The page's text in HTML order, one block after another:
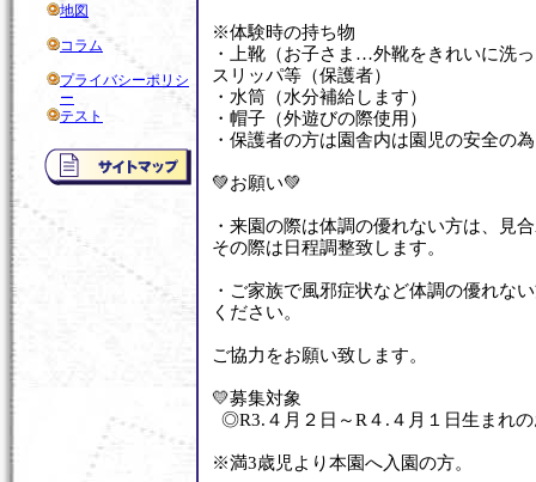
地図
コラム
プライバシーポリシ
ー
テスト
※体験時の持ち物
・上靴（お子さま…外靴をきれいに洗
スリッパ等（保護者）
・水筒（水分補給します）
・帽子（外遊びの際使用）
・保護者の方は園舎内は園児の安全の
💚お願い💚
・来園の際は体調の優れない方は、見
その際は日程調整致します。
・ご家族で風邪症状など体調の優れな
ください。
ご協力をお願い致します。
💛募集対象
◎R3.４月２日～R４.４月１日生まれ
※満3歳児より本園へ入園の方。